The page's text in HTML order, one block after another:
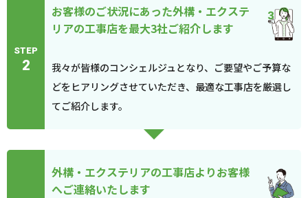
STEP
2
お客様のご状況にあった外構・エクステ
リアの工事店を最大3社ご紹介します
我々が皆様のコンシェルジュとなり、ご要望やご予算な
どをヒアリングさせていただき、最適な工事店を厳選し
てご紹介します。
外構・エクステリアの工事店よりお客様
へご連絡いたします